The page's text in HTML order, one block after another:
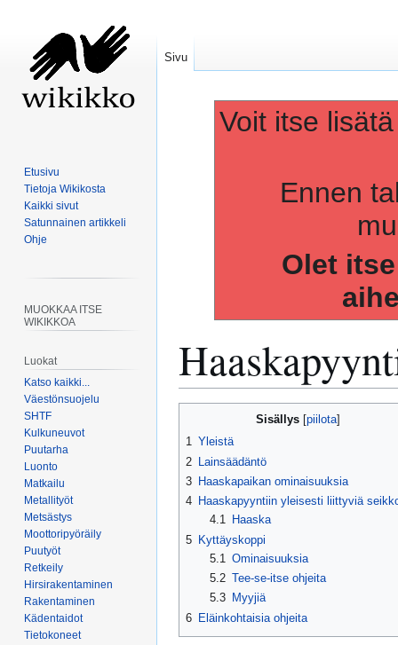
Voit itse
Ennen
Olet
Sisällys
1 Yleistä
2 Lainsäädäntö
3 Haaskapaikan ominaisuuksia
4 Haaskapyyntiin yleisesti liittyviä
4.1
Haaska
5 Kyttäyskoppi
5.1 Ominaisuuksia
5.2 Tee-se-itse ohjeita
5.3
Myyjiä
6 Eläinkohtaisia ohjeita
Sivu
Etusivu
Tietoja Wikikosta
Kaikki sivut
Satunnainen artikkeli
Ohje
MUOKKAA ITSE
WIKIKKOA
Luokat
Katso kaikki...
Väestönsuojelu
SHTF
Kulkuneuvot
Puutarha
Luonto
Matkailu
Metallityöt
Metsästys
Moottoripyöräily
Puutyöt
Retkeily
Hirsirakentaminen
Rakentaminen
Kädentaidot
Tietokoneet